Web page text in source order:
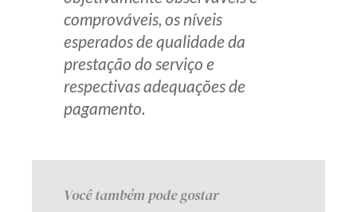
comprováveis, os níveis
esperados de qualidade da
prestação do serviço e
respectivas adequações de
pagamento.
Você também pode gostar